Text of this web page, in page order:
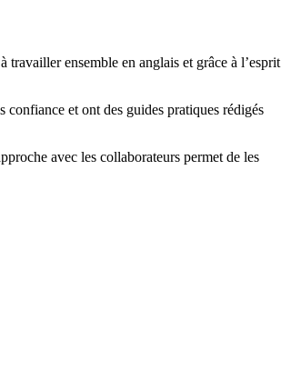
ensemble en anglais et grâce à l’esprit
confiance et ont des guides pratiques rédigés
avec les collaborateurs permet de les